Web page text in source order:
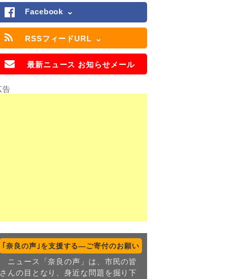
Facebook
RSSフィードURL
最新ニュース お知らせメール
｢奈良の声｣を支援する―ご寄付のお願い
ニュース「奈良の声」は、市民の皆
さんの目となり、身近な問題を掘り下